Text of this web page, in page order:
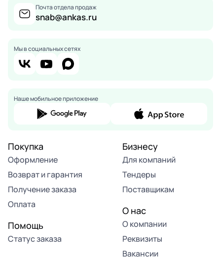
Почта отдела продаж
snab@ankas.ru
Мы в социальных сетях
Наше мобильное приложение
Покупка
Оформление
Возврат и гарантия
Получение заказа
Оплата
Помощь
Статус заказа
Бизнесу
Для компаний
Тендеры
Поставщикам
О нас
О компании
Реквизиты
Вакансии